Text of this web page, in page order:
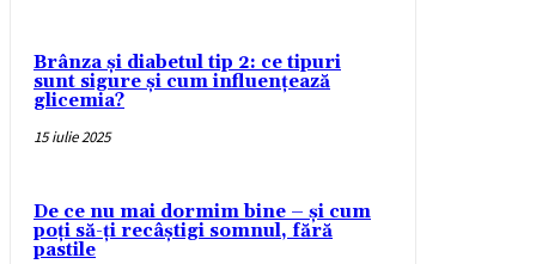
Brânza și diabetul tip 2: ce tipuri
sunt sigure și cum influențează
glicemia?
15 iulie 2025
De ce nu mai dormim bine – și cum
poți să-ți recâștigi somnul, fără
pastile